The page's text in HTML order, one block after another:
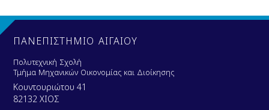
ΠΑΝΕΠΙΣΤΗΜΙΟ ΑΙΓΑΙΟΥ
Πολυτεχνική Σχολή
Τμήμα Μηχανικών Οικονομίας και Διοίκησης
Κουντουριώτου 41
82132 ΧΙΟΣ